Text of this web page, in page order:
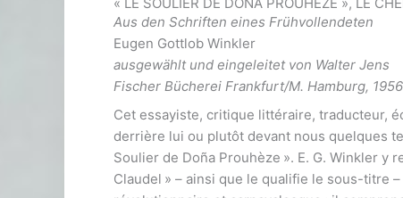
Aus den Schriften eines Frühvollendeten
Eugen Gottlob Winkler
ausgewählt und eingeleitet von Walter Jens
Fischer Bücherei Frankfurt/M. Hamburg, 1956
Cet essayiste, critique littéraire, traducteur,
derrière lui ou plutôt devant nous quelques
Soulier de Doña Prouhèze ». E. G. Winkler y
Claudel » – ainsi que le qualifie le sous-titre